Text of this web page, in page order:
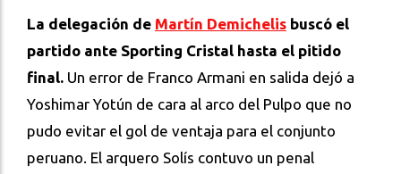
La delegación de Martín Demichelis buscó el
partido ante Sporting Cristal hasta el pitido
final. Un error de Franco Armani en salida dejó a
Yoshimar Yotún de cara al arco del Pulpo que no
pudo evitar el gol de ventaja para el conjunto
peruano. El arquero Solís contuvo un penal